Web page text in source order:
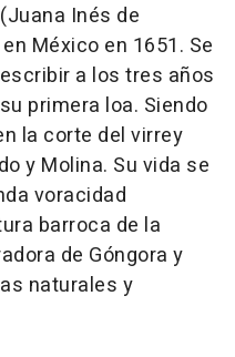
Inés de
México en 1651. Se
a los tres años
primera loa. Siendo
la corte del virrey
y Molina. Su vida se
voracidad
barroca de la
de Góngora y
naturales y